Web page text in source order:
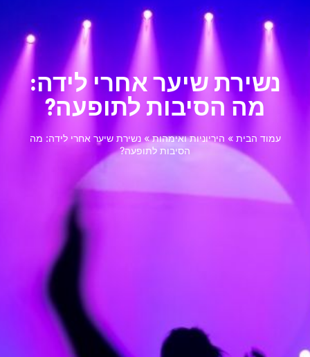
נשירת שיער אחרי לידה:
מה הסיבות לתופעה?
עמוד הבית» היריוניות ואימהות» נשירת שיער אחרי לידה: מה
הסיבות לתופעה?